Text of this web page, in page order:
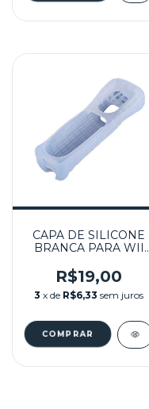
CAPA DE SILICONE
BRANCA PARA WII
R$19,00
3 x de R$6,33 sem juros